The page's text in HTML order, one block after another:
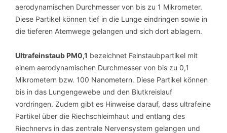
aerodynamischen Durchmesser von bis zu 1 Mikrometer.
Diese Partikel können tief in die Lunge eindringen sowie in
die tieferen Atemwege gelangen und sich dort ablagern.
Ultrafeinstaub PM0,1 bezeichnet Feinstaubpartikel mit
einem aerodynamischen Durchmesser von bis zu 0,1
Mikrometern bzw. 100 Nanometern. Diese Partikel können
bis in das Lungengewebe und den Blutkreislauf
vordringen. Zudem gibt es Hinweise darauf, dass ultrafeine
Partikel über die Riechschleimhaut und entlang des
Riechnervs in das zentrale Nervensystem gelangen und